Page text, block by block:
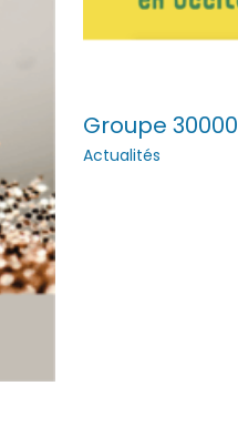
Groupe 30000
Actualités